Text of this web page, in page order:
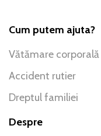
Cum putem ajuta?
Vătămare corporală
Accident rutier
Dreptul familiei
Despre